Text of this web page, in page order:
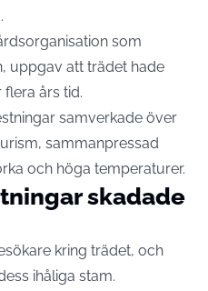
som
uppgav att trädet hade
års tid.
samverkade över
sammanpressad
och höga temperaturer.
skadade
kring trädet, och
ihåliga stam.